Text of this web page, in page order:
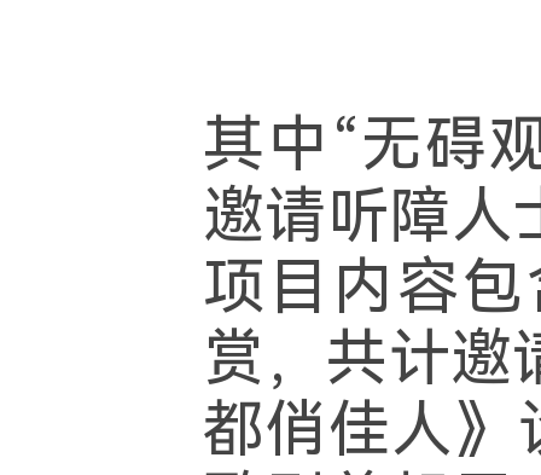
其中“无碍
邀请听障人
项目内容
赏，共计邀
都俏佳人》